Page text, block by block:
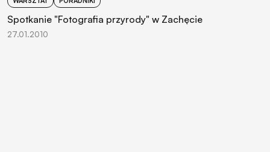
Spotkanie "Fotografia przyrody" w Zachęcie
27.01.2010